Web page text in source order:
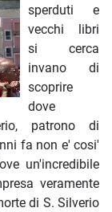
sperduti e
vecchi libri
si cerca
invano di
scoprire
dove
patrono di
fa non e' cosi'
un'incredibile
veramente
di S. Silverio